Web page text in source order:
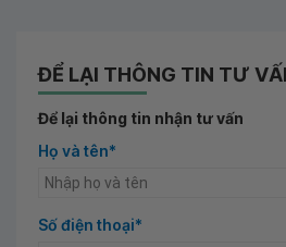
ĐỂ LẠI THÔNG TIN TƯ
Để lại thông tin nhận tư vấn
Họ và tên*
Số điện thoại*